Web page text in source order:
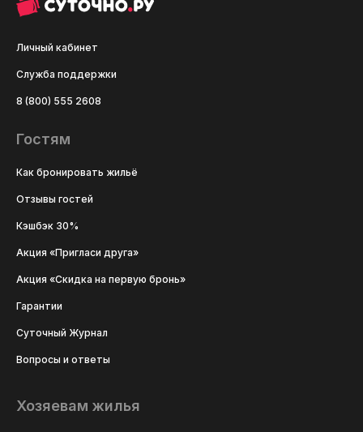
Личный кабинет
Служба поддержки
8 (800) 555 2608
Гостям
Как бронировать жильё
Отзывы гостей
Кэшбэк 30%
Акция «Пригласи друга»
Акция «Скидка на первую бронь»
Гарантии
Суточный Журнал
Вопросы и ответы
Хозяевам жилья